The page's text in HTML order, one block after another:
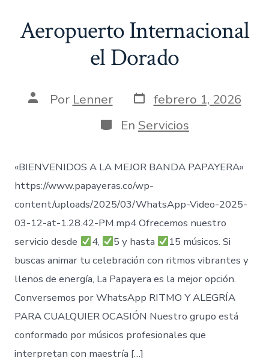
Aeropuerto Internacional
el Dorado
AutorPor Lenner Fecha
de
publicación
febrero 1, 2026
Categorías
En Servicios
«BIENVENIDOS A LA MEJOR BANDA PAPAYERA»
https://www.papayeras.co/wp-
content/uploads/2025/03/WhatsApp-Video-2025-
03-12-at-1.28.42-PM.mp4 Ofrecemos nuestro
servicio desde
4, 5 y hasta
15 músicos. Si
buscas animar tu celebración con ritmos vibrantes y
llenos de energía, La Papayera es la mejor opción.
Conversemos por WhatsApp RITMO Y ALEGRÍA
PARA CUALQUIER OCASIÓN Nuestro grupo está
conformado por músicos profesionales que
interpretan con maestría […]